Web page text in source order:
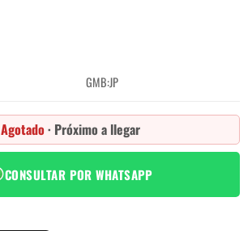
GMB:JP
Agotado · Próximo a llegar
CONSULTAR POR WHATSAPP